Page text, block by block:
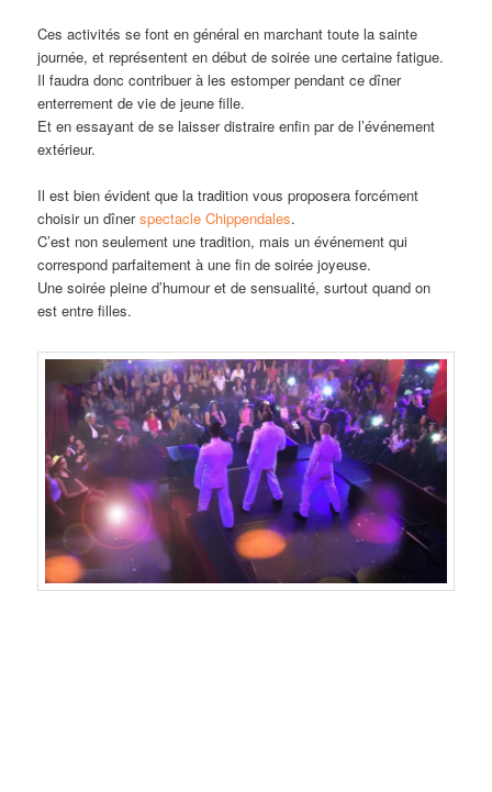
Ces activités se font en général en marchant toute la sainte
journée, et représentent en début de soirée une certaine fatigue.
Il faudra donc contribuer à les estomper pendant ce dîner
enterrement de vie de jeune fille.
Et en essayant de se laisser distraire enfin par de l’événement
extérieur.
Il est bien évident que la tradition vous proposera forcément
choisir un dînerspectacle Chippendales.
C’est non seulement une tradition, mais un événement qui
correspond parfaitement à une fin de soirée joyeuse.
Une soirée pleine d’humour et de sensualité, surtout quand on
est entre filles.